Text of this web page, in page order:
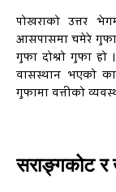
पोखराको उत्तर
आसपासमा चमेरे गुफा
गुफा दोश्रो गुफा
वासस्थान भएको
गुफामा वत्तीको
सराङ्गकोट